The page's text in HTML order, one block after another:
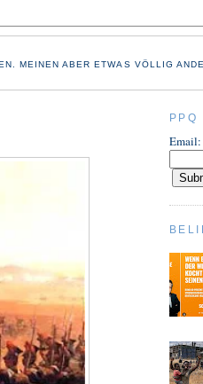
MEINEN ABER ETWAS VÖLLIG
PPQ
Email: